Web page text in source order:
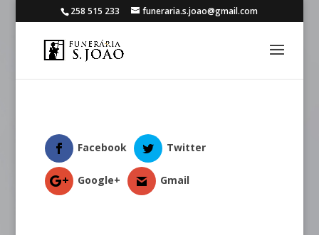
258 515 233 funeraria.s.joao@gmail.com
Facebook Twitter
Google+ Gmail